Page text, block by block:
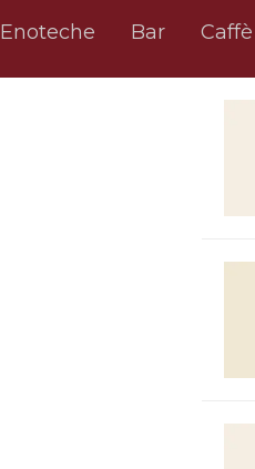
Enoteche Bar Caffè